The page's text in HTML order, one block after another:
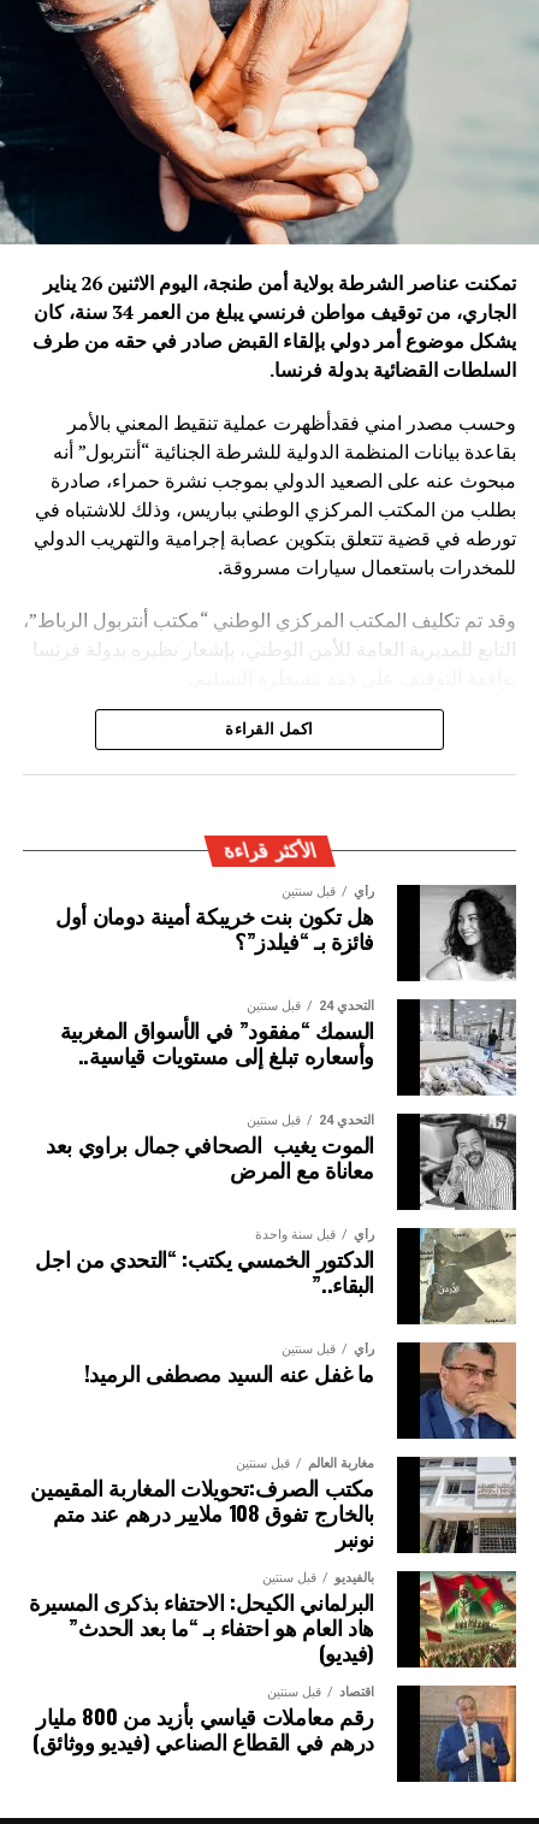
تمكنت عناصر الشرطة بولاية أمن طنجة، اليوم الاثنين 26 يناير
الجاري، من توقيف مواطن فرنسي يبلغ من العمر 34 سنة، كان
يشكل موضوع أمر دولي بإلقاء القبض صادر في حقه من طرف
السلطات القضائية بدولة فرنسا.
وحسب مصدر امني فقدأظهرت عملية تنقيط المعني بالأمر
بقاعدة بيانات المنظمة الدولية للشرطة الجنائية “أنتربول” أنه
مبحوث عنه على الصعيد الدولي بموجب نشرة حمراء، صادرة
بطلب من المكتب المركزي الوطني بباريس، وذلك للاشتباه في
تورطه في قضية تتعلق بتكوين عصابة إجرامية والتهريب الدولي
للمخدرات باستعمال سيارات مسروقة.
وقد تم تكليف المكتب المركزي الوطني “مكتب أنتربول الرباط”،
التابع للمديرية العامة للأمن الوطني، بإشعار نظيره بدولة فرنسا
ويأتي توقيف المشتبه به في سياق التزام المصالح الأمنية
المغربية بتفعيل آليات التعاون الأمني الدولي، خصوصا ملاحقة
اكمل القراءة
الأكثر قراءة
رأي قبل سنتين
هل تكون بنت خريبكة أمينة دومان أول
فائزة بـ “فيلدز”؟
التحدي 24 قبل سنتين
السمك “مفقود” في الأسواق المغربية
وأسعاره تبلغ إلى مستويات قياسية..
التحدي 24 قبل سنتين
الموت يغيب الصحافي جمال براوي بعد
معاناة مع المرض
رأي قبل سنة واحدة
الدكتور الخمسي يكتب: “التحدي من اجل
البقاء..”
رأي قبل سنتين
ما غفل عنه السيد مصطفى الرميد!
مغاربة العالم قبل سنتين
مكتب الصرف:تحويلات المغاربة المقيمين
بالخارج تفوق 108 ملايير درهم عند متم
نونبر
بالفيديو قبل سنتين
البرلماني الكيحل: الاحتفاء بذكرى المسيرة
هاد العام هو احتفاء بـ “ما بعد الحدث”
(فيديو)
اقتصاد قبل سنتين
رقم معاملات قياسي بأزيد من 800 مليار
درهم في القطاع الصناعي (فيديو ووثائق)